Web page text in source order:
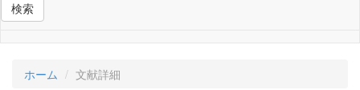
検索
ホーム 文献詳細